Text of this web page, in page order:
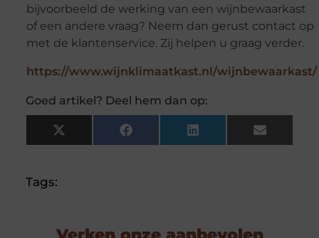
bijvoorbeeld de werking van een wijnbewaarkast
of een andere vraag? Neem dan gerust contact op
met de klantenservice. Zij helpen u graag verder.
https://www.wijnklimaatkast.nl/wijnbewaarkast/
Goed artikel? Deel hem dan op:
X
(Twitter)
Facebook LinkedIn Email
Tags: